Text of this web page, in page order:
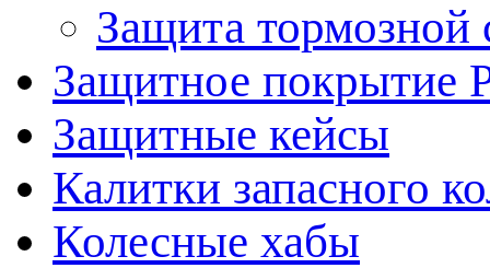
Защита тормозной
Защитное покрытие
Защитные кейсы
Калитки запасного
Колесные хабы